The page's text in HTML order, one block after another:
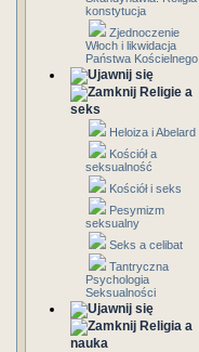
konstytucja
Zjednoczenie
Włoch i likwidacja
Państwa Kościelnego
Religie a
seks
Heloiza i Abelard
Kościół a
seksualność
Kościół i seks
Pesymizm
seksualny
Seks a celibat
Tantryczna
Psychologia
Seksualności
Religia a
nauka